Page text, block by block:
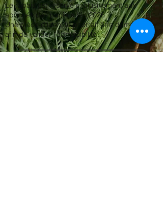
Le rabais est réservé exclusivement aux
abonnés des paniers bio 2026
Une pièce d’identité pourrait être demandée
afin de valider l’admissibilité